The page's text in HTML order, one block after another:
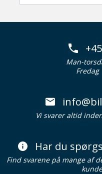
Man-
Fredag
Vi svarer altid
Har du
Find svarene på mange af